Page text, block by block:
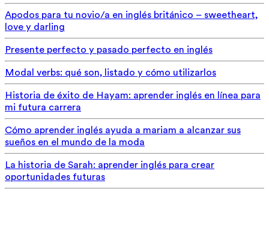
Apodos para tu novio/a en inglés británico – sweetheart,
love y darling
Presente perfecto y pasado perfecto en inglés
Modal verbs: qué son, listado y cómo utilizarlos
Historia de éxito de Hayam: aprender inglés en línea para
mi futura carrera
Cómo aprender inglés ayuda a mariam a alcanzar sus
sueños en el mundo de la moda
La historia de Sarah: aprender inglés para crear
oportunidades futuras